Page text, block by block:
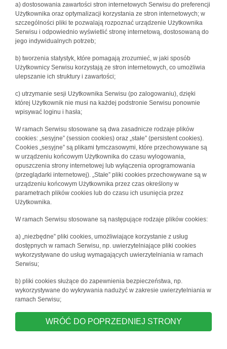
a) dostosowania zawartości stron internetowych Serwisu do preferencji
Użytkownika oraz optymalizacji korzystania ze stron internetowych; w
szczególności pliki te pozwalają rozpoznać urządzenie Użytkownika
Serwisu i odpowiednio wyświetlić stronę internetową, dostosowaną do
jego indywidualnych potrzeb;
b) tworzenia statystyk, które pomagają zrozumieć, w jaki sposób
Użytkownicy Serwisu korzystają ze stron internetowych, co umożliwia
ulepszanie ich struktury i zawartości;
c) utrzymanie sesji Użytkownika Serwisu (po zalogowaniu), dzięki
której Użytkownik nie musi na każdej podstronie Serwisu ponownie
wpisywać loginu i hasła;
W ramach Serwisu stosowane są dwa zasadnicze rodzaje plików
cookies: „sesyjne” (session cookies) oraz „stałe” (persistent cookies).
Cookies „sesyjne” są plikami tymczasowymi, które przechowywane są
w urządzeniu końcowym Użytkownika do czasu wylogowania,
opuszczenia strony internetowej lub wyłączenia oprogramowania
(przeglądarki internetowej). „Stałe” pliki cookies przechowywane są w
urządzeniu końcowym Użytkownika przez czas określony w
parametrach plików cookies lub do czasu ich usunięcia przez
Użytkownika.
W ramach Serwisu stosowane są następujące rodzaje plików cookies:
a) „niezbędne” pliki cookies, umożliwiające korzystanie z usług
dostępnych w ramach Serwisu, np. uwierzytelniające pliki cookies
wykorzystywane do usług wymagających uwierzytelniania w ramach
Serwisu;
b) pliki cookies służące do zapewnienia bezpieczeństwa, np.
wykorzystywane do wykrywania nadużyć w zakresie uwierzytelniania w
ramach Serwisu;
WRÓĆ DO POPRZEDNIEJ STRONY